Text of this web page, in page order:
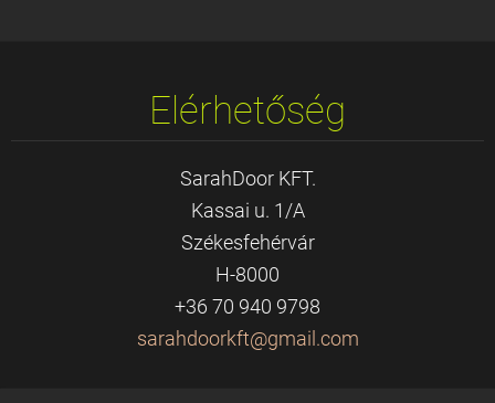
Elérhetőség
SarahDoor KFT.
Kassai u. 1/A
Székesfehérvár
H-8000
+36 70 940 9798
sarahdoorkft@gmail.com